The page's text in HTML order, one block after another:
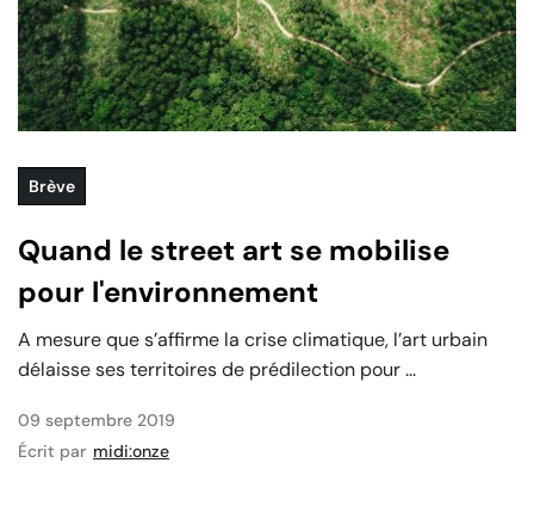
Brève
Quand le street art se mobilise
pour l'environnement
A mesure que s’affirme la crise climatique, l’art urbain
délaisse ses territoires de prédilection pour ...
09 septembre 2019
Écrit par midi:onze